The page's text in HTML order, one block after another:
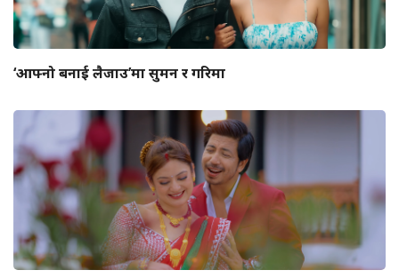
‘आफ्नो बनाई लैजाउ’मा सुमन र गरिमा